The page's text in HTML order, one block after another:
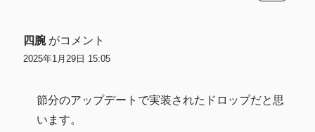
四腕 がコメント
2025年1月29日 15:05
節分のアップデートで実装されたドロップだと思
います。